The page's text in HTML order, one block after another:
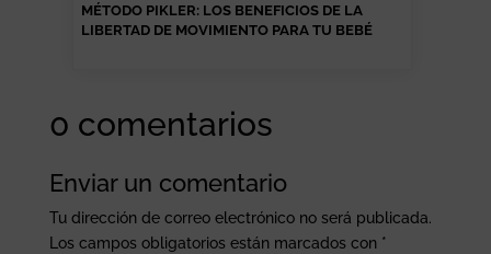
MÉTODO PIKLER: LOS BENEFICIOS DE LA
LIBERTAD DE MOVIMIENTO PARA TU BEBÉ
0 comentarios
Enviar un comentario
Tu dirección de correo electrónico no será publicada.
Los campos obligatorios están marcados con *